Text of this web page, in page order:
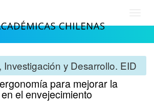
y Desarrollo. EID
para mejorar la
el envejecimiento